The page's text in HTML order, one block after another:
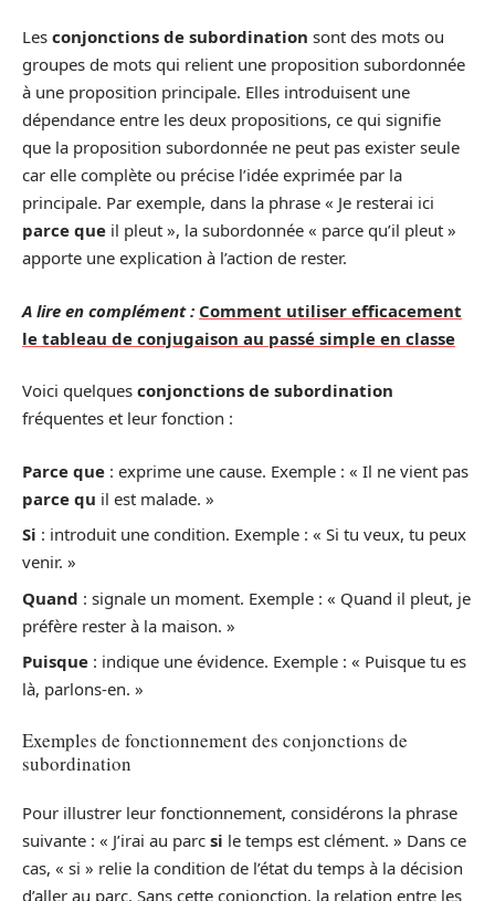
Les conjonctions de subordination sont des mots ou
groupes de mots qui relient une proposition subordonnée
à une proposition principale. Elles introduisent une
dépendance entre les deux propositions, ce qui signifie
que la proposition subordonnée ne peut pas exister seule
car elle complète ou précise l’idée exprimée par la
principale. Par exemple, dans la phrase « Je resterai ici
parce que il pleut », la subordonnée « parce qu’il pleut »
apporte une explication à l’action de rester.
A lire en complément : Comment utiliser efficacement
le tableau de conjugaison au passé simple en classe
Voici quelques conjonctions de subordination
fréquentes et leur fonction :
Parce que : exprime une cause. Exemple : « Il ne vient pas
parce qu il est malade. »
Si : introduit une condition. Exemple : « Si tu veux, tu peux
venir. »
Quand : signale un moment. Exemple : « Quand il pleut, je
préfère rester à la maison. »
Puisque : indique une évidence. Exemple : « Puisque tu es
là, parlons-en. »
Exemples de fonctionnement des conjonctions de
subordination
Pour illustrer leur fonctionnement, considérons la phrase
suivante : « J’irai au parc si le temps est clément. » Dans ce
cas, « si » relie la condition de l’état du temps à la décision
d’aller au parc. Sans cette conjonction, la relation entre les